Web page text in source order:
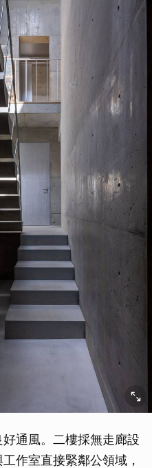
通風。二樓採無走廊設
作室直接緊鄰公領域，